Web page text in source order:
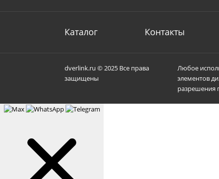
Каталог Контакты
dverlink.ru © 2025 Все права
защищены
Любое
элементов
разрешения